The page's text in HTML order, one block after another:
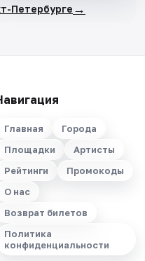
Петербурге →
Главная
Города
Площадки
Артисты
Рейтинги
Промокоды
О нас
Возврат билетов
Политика
конфиденциальности